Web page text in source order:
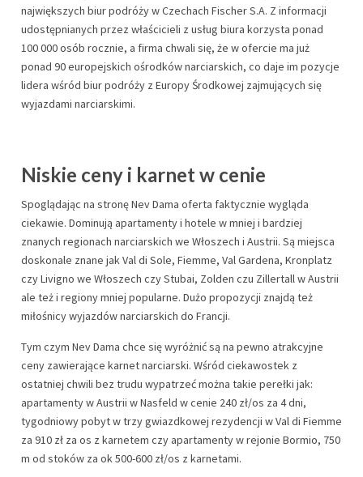
największych biur podróży w Czechach Fischer S.A. Z informacji
udostępnianych przez właścicieli z usług biura korzysta ponad
100 000 osób rocznie, a firma chwali się, że w ofercie ma już
ponad 90 europejskich ośrodków narciarskich, co daje im pozycje
lidera wśród biur podróży z Europy Środkowej zajmujących się
wyjazdami narciarskimi.
Niskie ceny i karnet w cenie
Spoglądając na stronę Nev Dama oferta faktycznie wygląda
ciekawie. Dominują apartamenty i hotele w mniej i bardziej
znanych regionach narciarskich we Włoszech i Austrii. Są miejsca
doskonale znane jak Val di Sole, Fiemme, Val Gardena, Kronplatz
czy Livigno we Włoszech czy Stubai, Zolden czu Zillertall w Austrii
ale też i regiony mniej popularne. Dużo propozycji znajdą też
miłośnicy wyjazdów narciarskich do Francji.
Tym czym Nev Dama chce się wyróżnić są na pewno atrakcyjne
ceny zawierające karnet narciarski. Wśród ciekawostek z
ostatniej chwili bez trudu wypatrzeć można takie perełki jak:
apartamenty w Austrii w Nasfeld w cenie 240 zł/os za 4 dni,
tygodniowy pobyt w trzy gwiazdkowej rezydencji w Val di Fiemme
za 910 zł za os z karnetem czy apartamenty w rejonie Bormio, 750
m od stoków za ok 500-600 zł/os z karnetami.